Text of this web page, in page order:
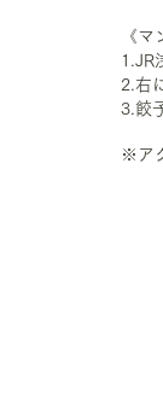
《
1.JR
2.右
3.餃
※ア